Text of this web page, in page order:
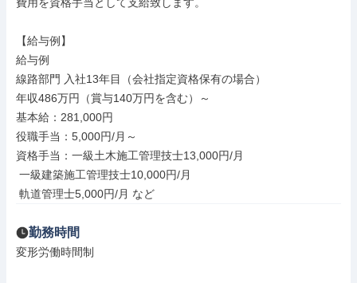
【給与例】
給与例
線路部門 入社13年目（会社指定資格保有の場合）
年収486万円（賞与140万円を含む）～
基本給：281,000円
役職手当：5,000円/月～
資格手当：一級土木施工管理技士13,000円/月
軌道管理士5,000円/月 など
勤務時間
変形労働時間制